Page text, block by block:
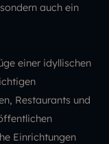
auch ein
einer idyllischen
Restaurants und
Einrichtungen